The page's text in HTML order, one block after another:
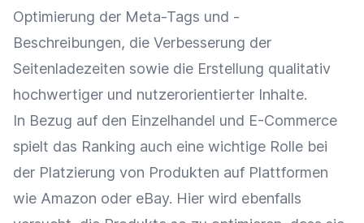
Optimierung der Meta-Tags und -
Beschreibungen, die Verbesserung der
Seitenladezeiten sowie die Erstellung qualitativ
hochwertiger und nutzerorientierter Inhalte.
In Bezug auf den Einzelhandel und E-Commerce
spielt das Ranking auch eine wichtige Rolle bei
der Platzierung von Produkten auf Plattformen
wie Amazon oder eBay. Hier wird ebenfalls